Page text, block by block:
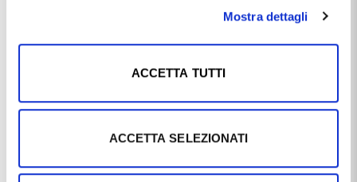
Mostra dettagli
ACCETTA TUTTI
ACCETTA SELEZIONATI
Rosa profumata argentata 11
Collana in tessuto nautico nero
€107,99€120,00
- 30%